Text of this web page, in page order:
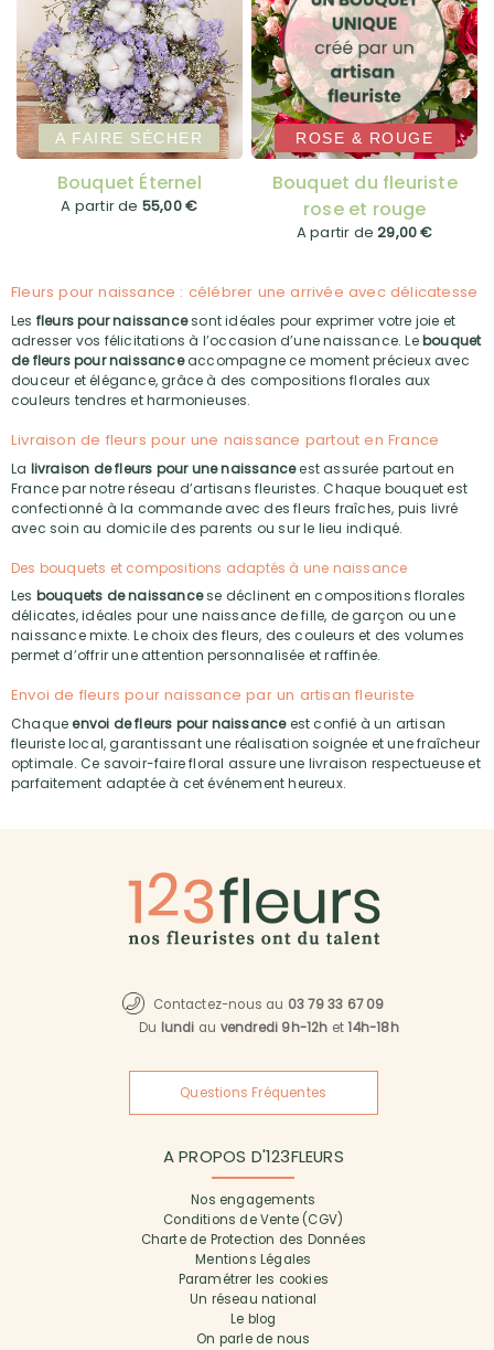
A FAIRE SÉCHER
Bouquet Éternel
A partir de 55,00 €
ROSE & ROUGE
Bouquet du fleuriste
rose et rouge
A partir de29,00 €
Fleurs pour naissance : célébrer une arrivée avec délicatesse
Les fleurs pour naissancesont idéales pour exprimer votre joie et
adresser vos félicitations à l’occasion d’une naissance. Lebouquet
de fleurs pour naissanceaccompagne ce moment précieux avec
douceur et élégance, grâce à des compositions florales aux
couleurs tendres et harmonieuses.
Livraison de fleurs pour une naissance partout en France
La livraison de fleurs pour une naissanceest assurée partout en
France par notre réseau d’artisans fleuristes. Chaque bouquet est
confectionné à la commande avec des fleurs fraîches, puis livré
avec soin au domicile des parents ou sur le lieu indiqué.
Des bouquets et compositions adaptés à une naissance
Les bouquets de naissancese déclinent en compositions florales
délicates, idéales pour une naissance de fille, de garçon ou une
naissance mixte. Le choix des fleurs, des couleurs et des volumes
permet d’offrir une attention personnalisée et raffinée.
Envoi de fleurs pour naissance par un artisan fleuriste
Chaque envoi de fleurs pour naissanceest confié à un artisan
fleuriste local, garantissant une réalisation soignée et une fraîcheur
optimale. Ce savoir-faire floral assure une livraison respectueuse et
parfaitement adaptée à cet événement heureux.
Contactez-nous au 03 79 33 67 09
Du lundi au vendredi 9h-12h et14h-18h
Questions Fréquentes
A PROPOS D'123FLEURS
Nos engagements
Conditions de Vente (CGV)
Charte de Protection des Données
Mentions Légales
Paramétrer les cookies
Un réseau national
Le blog
On parle de nous